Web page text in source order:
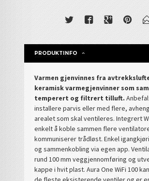
PRODUKTINFO
Varmen gjenvinnes fra
keramisk varmegjenvinner som
temperert og filtrert tilluft.
installere parvis eller med flere,
arealet som skal ventileres. Integrert
enkelt å koble sammen flere
kommuniserer trådløst. Enkel
og sammenkobling via egen app.
rund 100 mm veggjennomføring og
kappe i hvit plast. Aura One WiFi 100